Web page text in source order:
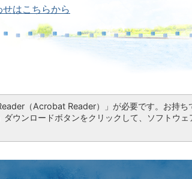
はこちらから
（Acrobat Reader）」が必要です。お持ち
ウンロードボタンをクリックして、ソフトウェ